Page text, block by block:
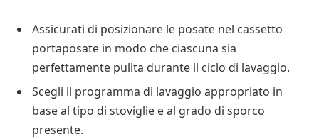
Assicurati di posizionare le posate nel cassetto
portaposate in modo che ciascuna sia
perfettamente pulita durante il ciclo di lavaggio.
Scegli il programma di lavaggio appropriato in
base al tipo di stoviglie e al grado di sporco
presente.